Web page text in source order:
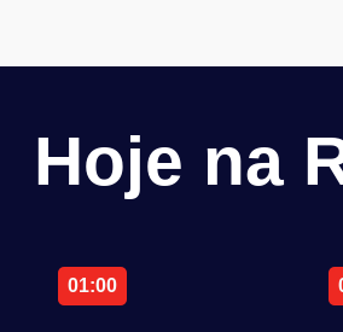
Hoje na
01:00